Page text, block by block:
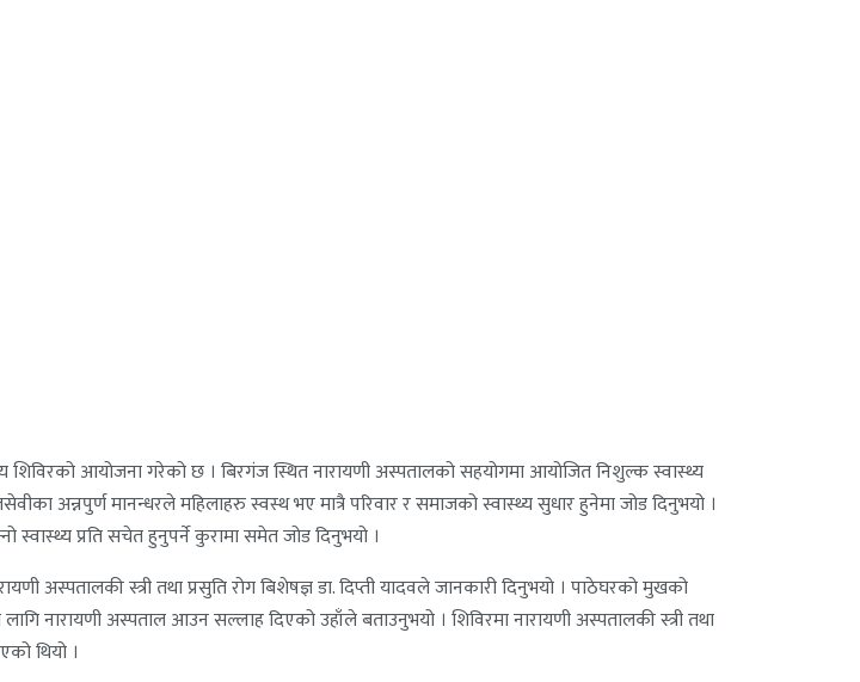
आयोजना गरेको छ । बिरगंज स्थित नारायणी अस्पतालको सहयोगमा आयोजित निशुल्क स्वास्थ्य
अन्नपुर्ण मानन्धरले महिलाहरु स्वस्थ भए मात्रै परिवार र समाजको स्वास्थ्य सुधार हुनेमा जोड दिनुभयो ।
प्रति सचेत हुनुपर्ने कुरामा समेत जोड दिनुभयो ।
अस्पतालकी स्त्री तथा प्रसुति रोग बिशेषज्ञ डा. दिप्ती यादवले जानकारी दिनुभयो । पाठेघरको मुखको
नारायणी अस्पताल आउन सल्लाह दिएको उहाँले बताउनुभयो । शिविरमा नारायणी अस्पतालकी स्त्री तथा
थियो ।